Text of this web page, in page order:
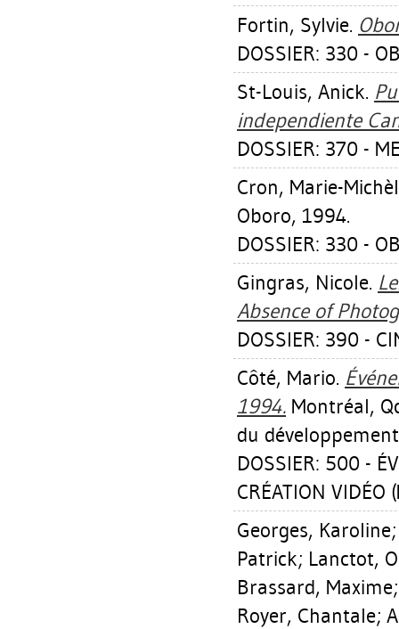
Fortin, Sylvie.
DOSSIER: 330 -
St-Louis, Anick.
independiente
DOSSIER: 370 -
Cron, Marie-
Oboro, 1994.
DOSSIER: 330 -
Gingras, Nicole.
Absence of
DOSSIER: 390 -
Côté, Mario.
1994. Montréal,
du
DOSSIER: 500 -
CRÉATION
Georges, Karoline
Patrick; Lanctot,
Brassard, Maxime
Royer, Chantale;